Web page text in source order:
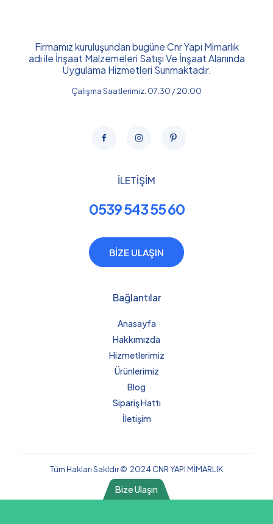
Firmamız kuruluşundan bugüne Cnr Yapı Mimarlık
adı ile İnşaat Malzemeleri Satışı Ve İnşaat Alanında
Uygulama Hizmetleri Sunmaktadır.
Çalışma Saatlerimiz: 07:30 / 20:00
İLETİŞİM
0539 543 55 60
BİZE ULAŞIN
Bağlantılar
Anasayfa
Hakkımızda
Hizmetlerimiz
Ürünlerimiz
Blog
Sipariş Hattı
İletişim
Tüm Hakları Sakldır © 2024 CNR YAPI MİMARLIK
Bize Ulaşın